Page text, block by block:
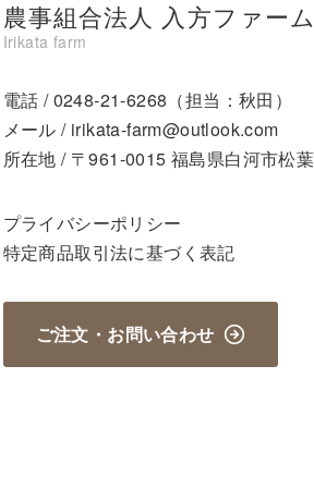
農事組合法人 入方ファーム
電話 / 0248-21-6268 （担当：秋田）
メール / irikata-farm@outlook.com
所在地 / 〒961-0015 福島県白河市松
プライバシーポリシー
特定商品取引法に基づく表記
ご注文・お問い合わせ